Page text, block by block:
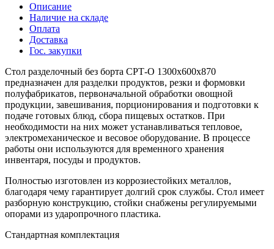
Описание
Наличие на складе
Оплата
Доставка
Гос. закупки
Стол разделочный без борта СРТ-О 1300х600х870
предназначен для разделки продуктов, резки и формовки
полуфабрикатов, первоначальной обработки овощной
продукции, завешивания, порционирования и подготовки к
подаче готовых блюд, сбора пищевых остатков. При
необходимости на них может устанавливаться тепловое,
электромеханическое и весовое оборудование. В процессе
работы они используются для временного хранения
инвентаря, посуды и продуктов.
Полностью изготовлен из коррозиестойких металлов,
благодаря чему гарантирует долгий срок службы. Стол имеет
разборную конструкцию, стойки снабжены регулируемыми
опорами из ударопрочного пластика.
Стандартная комплектация